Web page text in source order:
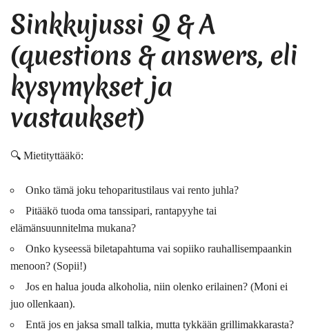
Sinkkujussi Q & A
(questions & answers, eli
kysymykset ja
vastaukset)
🔍 Mietityttääkö:
Onko tämä joku tehoparitustilaus vai rento juhla?
Pitääkö tuoda oma tanssipari, rantapyyhe tai
elämänsuunnitelma mukana?
Onko kyseessä biletapahtuma vai sopiiko rauhallisempaankin
menoon? (Sopii!)
Jos en halua jouda alkoholia, niin olenko erilainen? (Moni ei
juo ollenkaan).
Entä jos en jaksa small talkia, mutta tykkään grillimakkarasta?